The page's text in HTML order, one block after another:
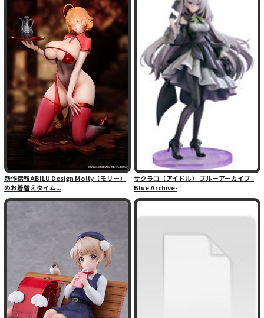
新作情報ABILU Design Molly（モリー）
のお着替えタイム...
サクラコ（アイドル） ブルーアーカイブ -
Blue Archive-